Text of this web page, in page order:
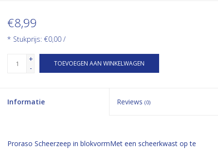
€8,99
* Stukprijs: €0,00 /
+
-
TOEVOEGEN AAN WINKELWAGEN
Informatie Reviews (0)
Proraso Scheerzeep in blokvormMet een scheerkwast op te